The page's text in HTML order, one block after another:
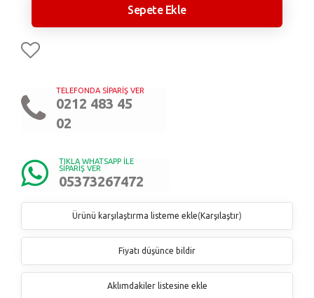
TELEFONDA SİPARİŞ VER
0212 483 45
02
TIKLA WHATSAPP İLE
SİPARİŞ VER
05373267472
Sepete Ekle
Ürünü karşılaştırma listeme ekle( Karşılaştır)
Fiyatı düşünce bildir
Aklımdakiler listesine ekle